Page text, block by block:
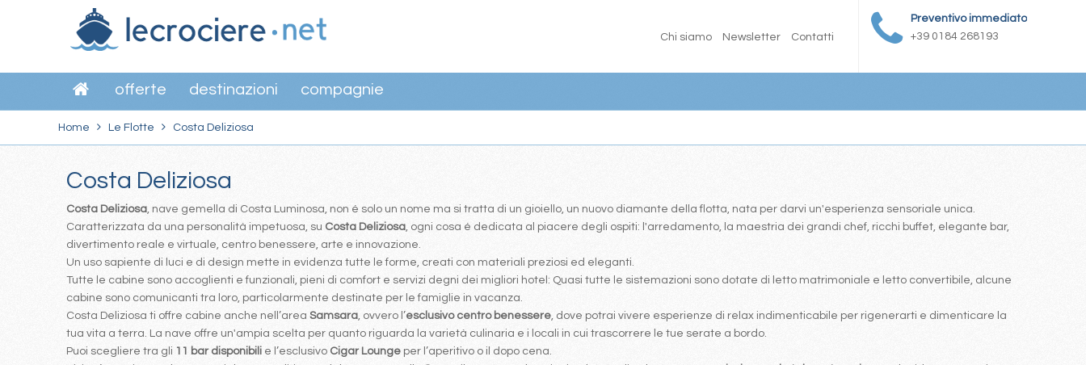
Preventivo immediato
+39 0184 268193
Chi siamo Newsletter Contatti
offerte destinazioni compagnie
Home Le Flotte Costa Deliziosa
Costa Deliziosa
Costa Deliziosa, nave gemella di Costa Luminosa, non é solo un nome ma si tratta di un gioiello, un nuovo diamante della flotta, nata per darvi un'esperienza sensoriale unica.
Caratterizzata da una personalità impetuosa, su Costa Deliziosa, ogni cosa é dedicata al piacere degli ospiti: l'arredamento, la maestria dei grandi chef, ricchi buffet, elegante bar,
divertimento reale e virtuale, centro benessere, arte e innovazione.
Un uso sapiente di luci e di design mette in evidenza tutte le forme, creati con materiali preziosi ed eleganti.
Tutte le cabine sono accoglienti e funzionali, pieni di comfort e servizi degni dei migliori hotel: Quasi tutte le sistemazioni sono dotate di letto matrimoniale e letto convertibile, alcune
cabine sono comunicanti tra loro, particolarmente destinate per le famiglie in vacanza.
Costa Deliziosa ti offre cabine anche nell’area Samsara, ovvero l’esclusivo centro benessere, dove potrai vivere esperienze di relax indimenticabile per rigenerarti e dimenticare la
tua vita a terra. La nave offre un'ampia scelta per quanto riguarda la varietà culinaria e i locali in cui trascorrere le tue serate a bordo.
Puoi scegliere tra gli 11 bar disponibili e l’esclusivo Cigar Lounge per l’aperitivo o il dopo cena.